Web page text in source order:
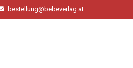
bestellung@bebeverlag.at